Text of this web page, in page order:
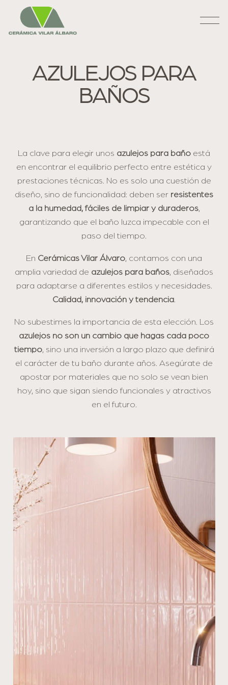
AZULEJOS PARA
BAÑOS
La clave para elegir unos azulejos para baño está
en encontrar el equilibrio perfecto entre estética y
prestaciones técnicas. No es solo una cuestión de
diseño, sino de funcionalidad: deben ser resistentes
a la humedad, fáciles de limpiar y duraderos,
garantizando que el baño luzca impecable con el
paso del tiempo.
En Cerámicas Vilar Álvaro, contamos con una
amplia variedad de azulejos para baños, diseñados
para adaptarse a diferentes estilos y necesidades.
Calidad, innovación y tendencia.
No subestimes la importancia de esta elección. Los
azulejos no son un cambio que hagas cada poco
tiempo, sino una inversión a largo plazo que definirá
el carácter de tu baño durante años. Asegúrate de
apostar por materiales que no solo se vean bien
hoy, sino que sigan siendo funcionales y atractivos
en el futuro.